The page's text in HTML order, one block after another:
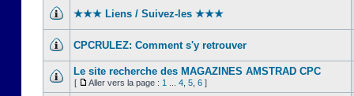
★★★ Liens / Suivez-les ★★★
CPCRULEZ: Comment s'y retrouver‎
Le site recherche des MAGAZINES AMSTRAD CPC
[ Aller vers la page : 1 4 5 6 ]